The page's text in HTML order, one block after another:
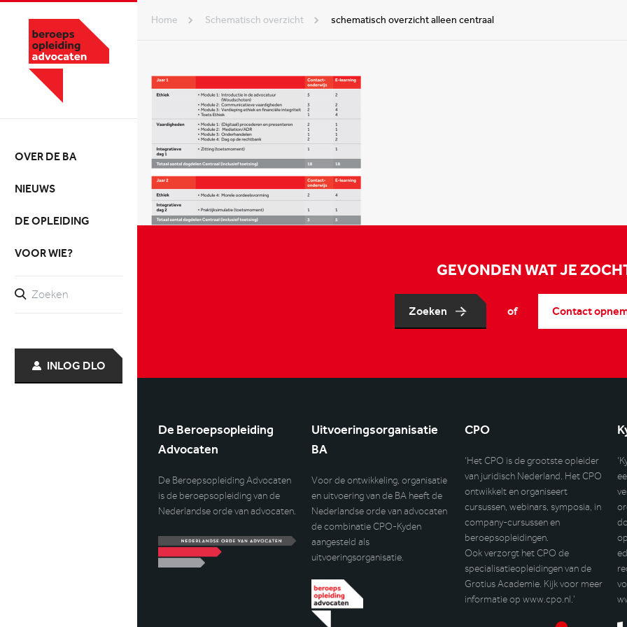
OVER DE BA
NIEUWS
DE OPLEIDING
VOOR WIE?
INLOG DLO
Home schematisch overzicht schematisch overzicht alleen centraal
GEVONDEN WAT JE
Zoeken of Contact
De Beroepsopleiding
Advocaten
De Beroepsopleiding Advocaten
is de beroepsopleiding van de
Nederlandse orde van advocaten.
Uitvoeringsorganisatie
BA
Voor de ontwikkeling, organisatie
en uitvoering van de BA heeft de
Nederlandse orde van advocaten
de combinatie CPO-Kyden
aangesteld als
uitvoeringsorganisatie.
CPO
‘Het CPO is de grootste opleider
van juridisch Nederland. Het CPO
ontwikkelt en organiseert
cursussen, webinars, symposia, in
company-cursussen en
beroepsopleidingen.
Ook verzorgt het CPO de
specialisatieopleidingen van de
Grotius Academie. Kijk voor meer
informatie op www.cpo.nl.’